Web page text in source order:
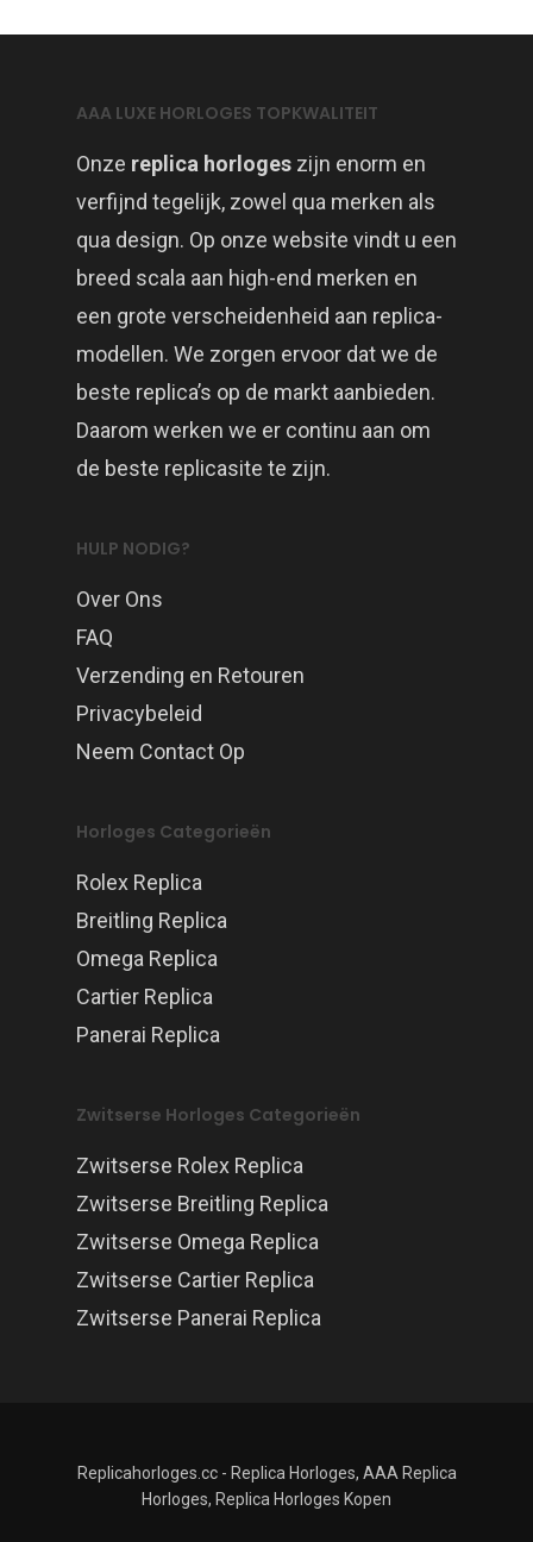
AAA LUXE HORLOGES TOPKWALITEIT
Onze replica horloges zijn enorm en
verfijnd tegelijk, zowel qua merken als
qua design. Op onze website vindt u een
breed scala aan high-end merken en
een grote verscheidenheid aan replica-
modellen. We zorgen ervoor dat we de
beste replica’s op de markt aanbieden.
Daarom werken we er continu aan om
de beste replicasite te zijn.
HULP NODIG?
Over Ons
FAQ
Verzending en Retouren
Privacybeleid
Neem Contact Op
Horloges Categorieën
Rolex Replica
Breitling Replica
Omega Replica
Cartier Replica
Panerai Replica
Zwitserse Horloges Categorieën
Zwitserse Rolex Replica
Zwitserse Breitling Replica
Zwitserse Omega Replica
Zwitserse Cartier Replica
Zwitserse Panerai Replica
Replicahorloges.cc - Replica Horloges, AAA Replica
Horloges, Replica Horloges Kopen